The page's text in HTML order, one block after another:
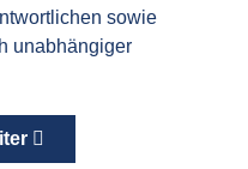
sowie
unabhängiger
Beitrag: